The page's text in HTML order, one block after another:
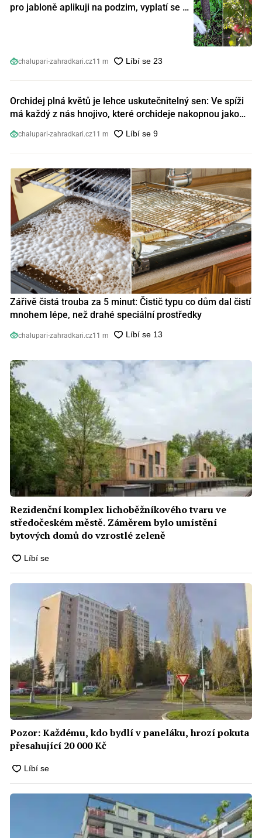
pro jabloně aplikuji na podzim, vyplatí se s
chalupari-zahradkari.cz11 m
Orchidej plná květů je lehce uskutečnitelný sen: Ve spíži
má každý z nás hnojivo, které orchideje nakopnou jako
chalupari-zahradkari.cz11 m
Zářivě čistá trouba za 5 minut: Čistič typu co dům dal čistí
mnohem lépe, než drahé speciální prostředky
chalupari-zahradkari.cz11 m
Rezidenční komplex lichoběžníkového tvaru ve
středočeském městě. Záměrem bylo umístění
bytových domů do vzrostlé zeleně
Pozor: Každému, kdo bydlí v paneláku, hrozí pokuta
přesahující 20 000 Kč